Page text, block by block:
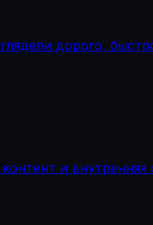
дорого,
и